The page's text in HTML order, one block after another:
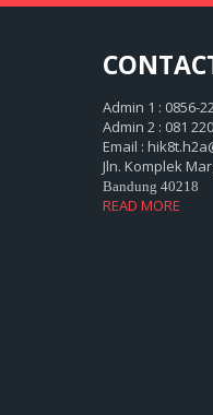
Admin 1 : 0856-
Admin 2 : 081
Email :
Jln. Komplek
Bandung 40218
READ MORE